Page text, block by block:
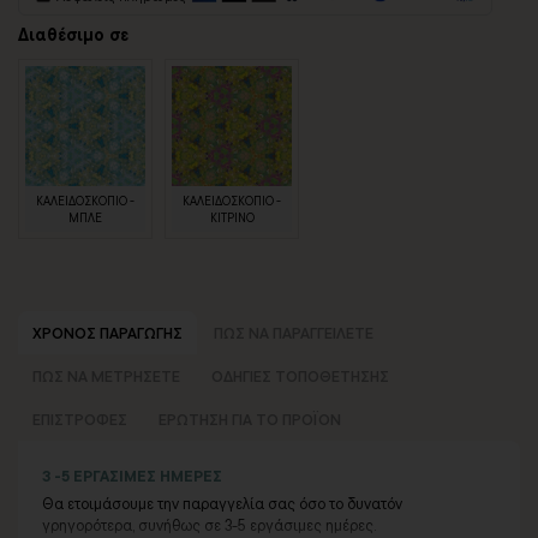
Διαθέσιμο σε
ΚΑΛΕΙΔΟΣΚΟΠΙΟ -
ΜΠΛΕ
ΚΑΛΕΙΔΟΣΚΟΠΙΟ -
ΚΙΤΡΙΝΟ
ΧΡΟΝΟΣ ΠΑΡΑΓΩΓΗΣ
3 -5 ΕΡΓΑΣΙΜΕΣ ΗΜΕΡΕΣ
Θα ετοιμάσουμε την παραγγελία σας όσο το δυνατόν
γρηγορότερα, συνήθως σε 3-5 εργάσιμες ημέρες.